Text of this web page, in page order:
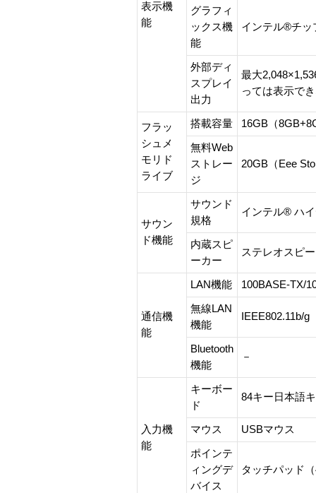
表示機
能
グラフィ
ックス機
能
インテル®チッ
外部ディ
スプレイ
出力
最大
っては表示で
フラッ
シュメ
モリド
ライブ
搭載容量 16GB（
無料Web
ストレー
ジ
20GB（Eee
サウン
ド機能
サウンド
規格
インテル® ハ
内蔵スピ
ーカー
ステレオスピ
通信機
能
LAN機能 100BASE-TX/
無線LAN
機能
IEEE802.11b/g
Bluetooth
機能
－
入力機
能
キーボー
ド
84キー日本語
マウス USBマウス
ポインテ
ィングデ
バイス
タッチパッド